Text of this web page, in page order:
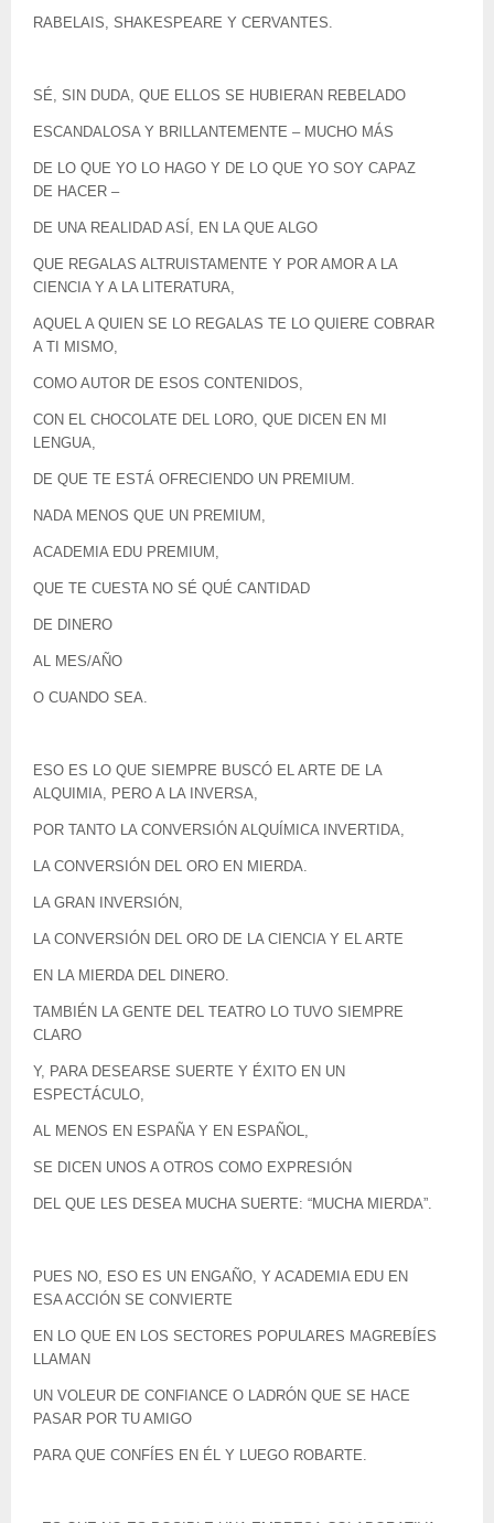
RABELAIS, SHAKESPEARE Y CERVANTES.
SÉ, SIN DUDA, QUE ELLOS SE HUBIERAN REBELADO
ESCANDALOSA Y BRILLANTEMENTE – MUCHO MÁS
DE LO QUE YO LO HAGO Y DE LO QUE YO SOY CAPAZ
DE HACER –
DE UNA REALIDAD ASÍ, EN LA QUE ALGO
QUE REGALAS ALTRUISTAMENTE Y POR AMOR A LA
CIENCIA Y A LA LITERATURA,
AQUEL A QUIEN SE LO REGALAS TE LO QUIERE COBRAR
A TI MISMO,
COMO AUTOR DE ESOS CONTENIDOS,
CON EL CHOCOLATE DEL LORO, QUE DICEN EN MI
LENGUA,
DE QUE TE ESTÁ OFRECIENDO UN PREMIUM.
NADA MENOS QUE UN PREMIUM,
ACADEMIA EDU PREMIUM,
QUE TE CUESTA NO SÉ QUÉ CANTIDAD
DE DINERO
AL MES/AÑO
O CUANDO SEA.
ESO ES LO QUE SIEMPRE BUSCÓ EL ARTE DE LA
ALQUIMIA, PERO A LA INVERSA,
POR TANTO LA CONVERSIÓN ALQUÍMICA INVERTIDA,
LA CONVERSIÓN DEL ORO EN MIERDA.
LA GRAN INVERSIÓN,
LA CONVERSIÓN DEL ORO DE LA CIENCIA Y EL ARTE
EN LA MIERDA DEL DINERO.
TAMBIÉN LA GENTE DEL TEATRO LO TUVO SIEMPRE
CLARO
Y, PARA DESEARSE SUERTE Y ÉXITO EN UN
ESPECTÁCULO,
AL MENOS EN ESPAÑA Y EN ESPAÑOL,
SE DICEN UNOS A OTROS COMO EXPRESIÓN
DEL QUE LES DESEA MUCHA SUERTE: “MUCHA MIERDA”.
PUES NO, ESO ES UN ENGAÑO, Y ACADEMIA EDU EN
ESA ACCIÓN SE CONVIERTE
EN LO QUE EN LOS SECTORES POPULARES MAGREBÍES
LLAMAN
UN VOLEUR DE CONFIANCE O LADRÓN QUE SE HACE
PASAR POR TU AMIGO
PARA QUE CONFÍES EN ÉL Y LUEGO ROBARTE.